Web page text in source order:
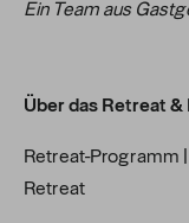
Ein Team aus
Über das Retreat &
Retreat-Programm
Retreat